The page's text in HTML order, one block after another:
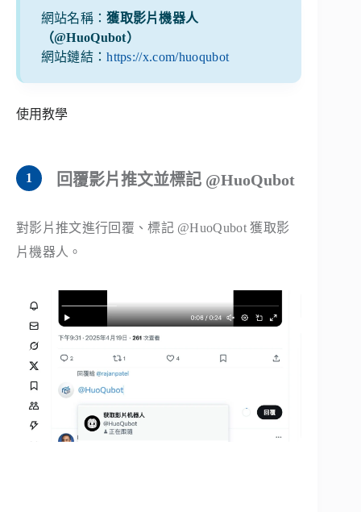
網站名稱：獲取影片機器人
（@HuoQubot）
網站鏈結：https://x.com/huoqubot
使用教學
回覆影片推文並標記 @HuoQubot
對影片推文進行回覆、標記 @HuoQubot 獲取影
片機器人。